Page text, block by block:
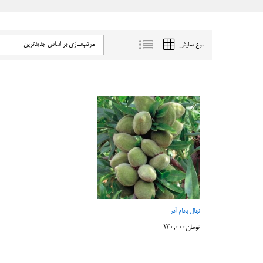
نوع نمایش مرتب‌سازی بر اساس جدیدترین
نهال بادام آذر
تومان130,000تومان130,000